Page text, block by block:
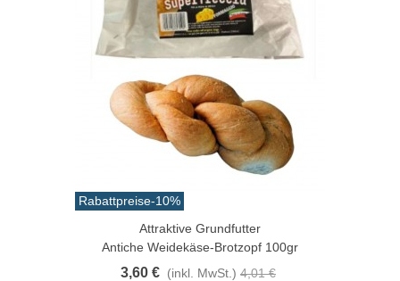
Rabattpreise-10%
Attraktive Grundfutter
Antiche Weidekäse-Brotzopf 100gr
3,60 € (inkl. MwSt.) 4,01 €